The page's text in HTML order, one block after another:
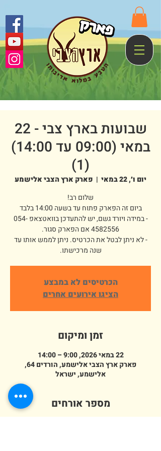
שבועות בארץ צבי - 22
במאי (09:00 עד 14:00)
(1)
יום ו׳, 22 במאי
  |
פארק ארץ הצבי אלישמע
- במידה ויורד גשם, יש להתעדכן בוואטצאפ 054-
- לא ניתן לבטל את הכרטיס. ניתן לממש אותו עד
שנה מרכישתו.
הכרטיסים לא במבצע
הציגו אירועים אחרים
זמן ומיקום
22 במאי 2026, 9:00 – 14:00
פארק ארץ הצבי אלישמע, הורדים 64,
אלישמע, ישראל
מספר אורחים